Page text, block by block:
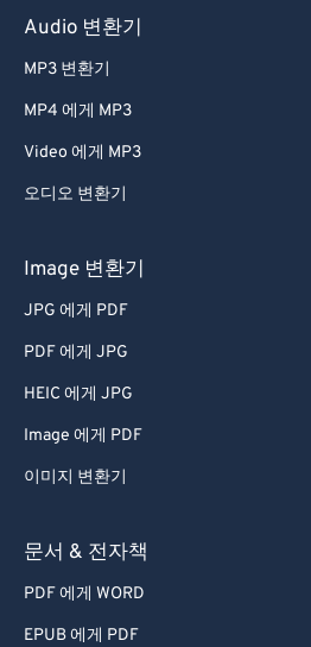
Audio 변환기
MP3 변환기
MP4 에게 MP3
Video 에게 MP3
오디오 변환기
Image 변환기
JPG 에게 PDF
PDF 에게 JPG
HEIC 에게 JPG
Image 에게 PDF
이미지 변환기
문서 & 전자책
PDF 에게 WORD
EPUB 에게 PDF